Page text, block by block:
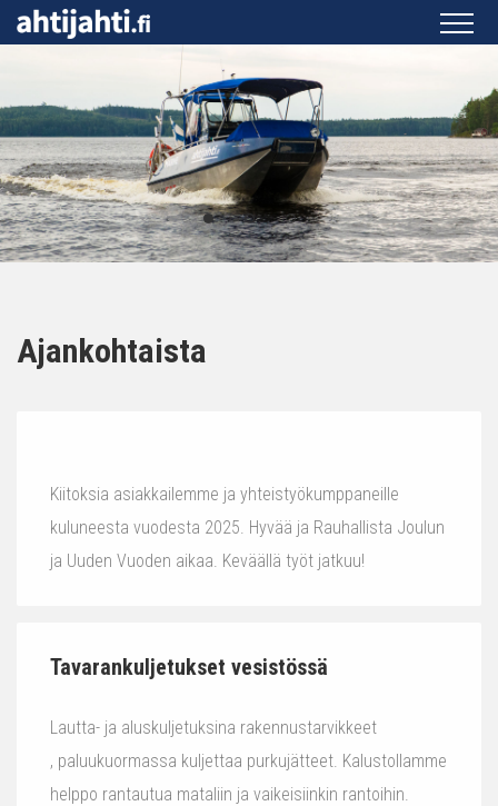
Ajankohtaista
Kiitoksia asiakkailemme ja yhteistyökumppaneille
kuluneesta vuodesta 2025. Hyvää ja Rauhallista Joulun
ja Uuden Vuoden aikaa. Keväällä työt jatkuu!
Tavarankuljetukset vesistössä
Lautta- ja aluskuljetuksina rakennustarvikkeet
, paluukuormassa kuljettaa purkujätteet. Kalustollamme
helppo rantautua mataliin ja vaikeisiinkin rantoihin.